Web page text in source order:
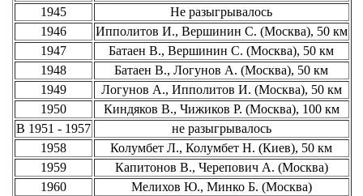
1945
Не разыгрывалось
1946
Ипполитов И., Вершинин С. (Москва), 50 км
1947
Батаен В., Вершинин С. (Москва), 50 км
1948
Батаен В., Логунов А. (Москва), 50 км
1949
Логунов А., Ипполитов И. (Москва), 50 км
1950
Киндяков В., Чижиков Р. (Москва), 100 км
В 1951 - 1957
не разыгрывалось
1958
Колумбет Л., Колумбет Н. (Киев), 50 км
1959
Капитонов В., Черепович А. (Москва)
1960
Мелихов Ю., Минко Б. (Москва)